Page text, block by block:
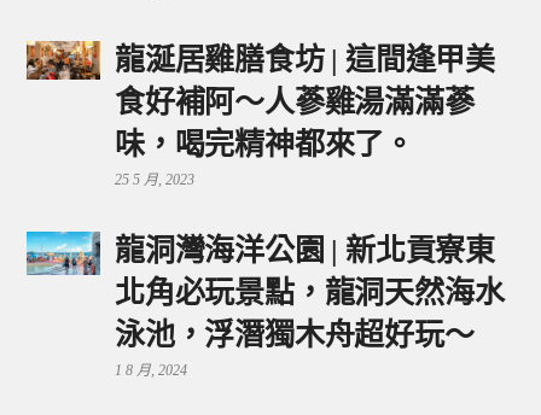
龍涎居雞膳食坊 | 這間逢甲美
食好補阿～人蔘雞湯滿滿蔘
味，喝完精神都來了。
25 5 月, 2023
龍洞灣海洋公園 | 新北貢寮東
北角必玩景點，龍洞天然海水
泳池，浮潛獨木舟超好玩～
1 8 月, 2024